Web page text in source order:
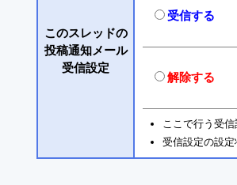
このスレッドの
投稿通知メール
受信設定
受信する
解除する
ここで行う受
受信設定の設